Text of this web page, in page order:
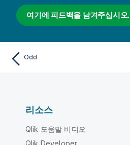
여기에 피드백을 남겨주십시오.
Odd
리소스
Qlik 도움말 비디오
Qlik Developer